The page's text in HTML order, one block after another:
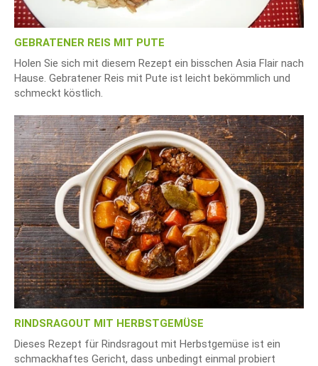
GEBRATENER REIS MIT PUTE
Holen Sie sich mit diesem Rezept ein bisschen Asia Flair nach
Hause. Gebratener Reis mit Pute ist leicht bekömmlich und
schmeckt köstlich.
RINDSRAGOUT MIT HERBSTGEMÜSE
Dieses Rezept für Rindsragout mit Herbstgemüse ist ein
schmackhaftes Gericht, dass unbedingt einmal probiert